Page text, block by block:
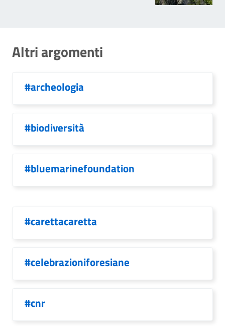
Altri argomenti
#archeologia
#biodiversità
#bluemarinefoundation
#carettacaretta
#celebrazioniforesiane
#cnr